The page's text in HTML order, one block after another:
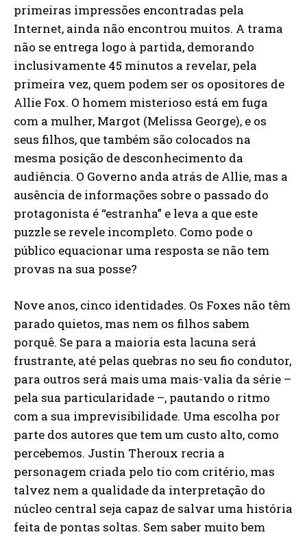
primeiras impressões encontradas pela
Internet, ainda não encontrou muitos. A trama
não se entrega logo à partida, demorando
inclusivamente 45 minutos a revelar, pela
primeira vez, quem podem ser os opositores de
Allie Fox. O homem misterioso está em fuga
com a mulher, Margot (Melissa George), e os
seus filhos, que também são colocados na
mesma posição de desconhecimento da
audiência. O Governo anda atrás de Allie, mas a
ausência de informações sobre o passado do
protagonista é “estranha” e leva a que este
puzzle se revele incompleto. Como pode o
público equacionar uma resposta se não tem
provas na sua posse?
Nove anos, cinco identidades. Os Foxes não têm
parado quietos, mas nem os filhos sabem
porquê. Se para a maioria esta lacuna será
frustrante, até pelas quebras no seu fio condutor,
para outros será mais uma mais-valia da série –
pela sua particularidade –, pautando o ritmo
com a sua imprevisibilidade. Uma escolha por
parte dos autores que tem um custo alto, como
percebemos. Justin Theroux recria a
personagem criada pelo tio com critério, mas
talvez nem a qualidade da interpretação do
núcleo central seja capaz de salvar uma história
feita de pontas soltas. Sem saber muito bem